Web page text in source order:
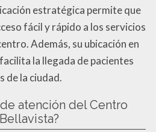
estratégica permite que
fácil y rápido a los servicios
Además, su ubicación en
la llegada de pacientes
de la ciudad.
atención del Centro